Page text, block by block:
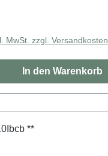
Preis:
MwSt. zzgl. Versandkosten
In den Warenkorb